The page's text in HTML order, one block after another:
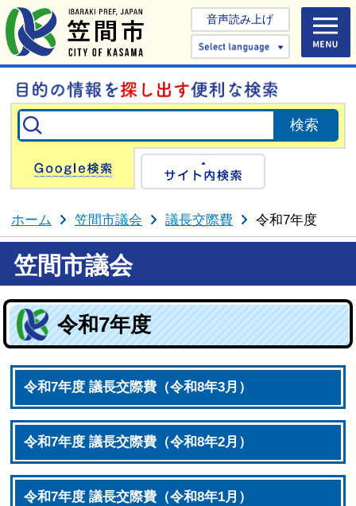
音声読み上げ
Select
Google検索
ホーム 笠間市議会 議長交際費 令和7年度
笠間市議会
令和7年度
令和7年度 議長交際費（令和8年3月）
令和7年度 議長交際費（令和8年2月）
令和7年度 議長交際費（令和8年1月）